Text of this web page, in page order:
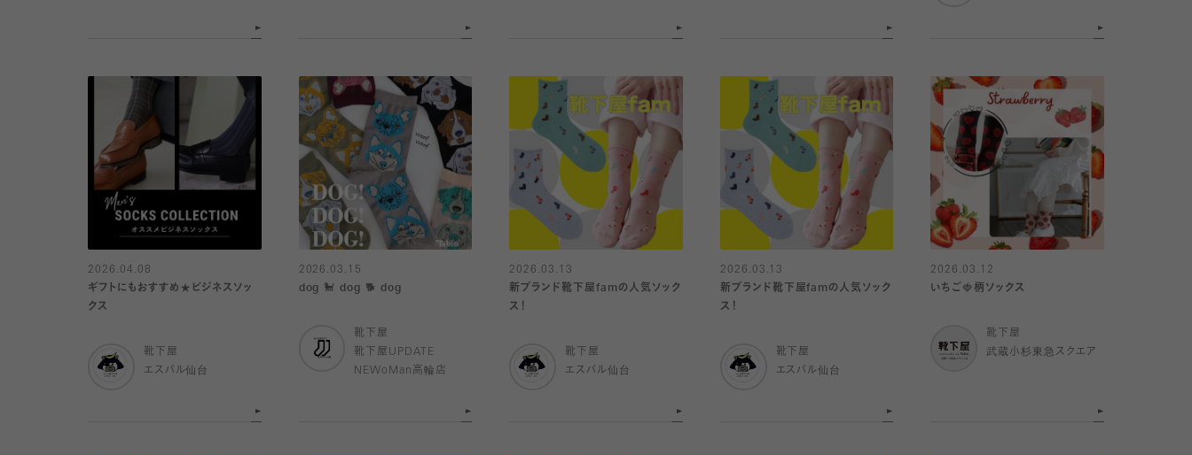
2026.04.08
ギフトにもおすすめ★ビジネスソッ
クス
靴下屋
エスパル仙台
2026.03.15
dog 🐩 dog 🐕 dog
靴下屋
靴下屋UPDATE
NEWoMan高輪店
2026.03.13
新ブランド靴下屋famの人気ソック
ス！
靴下屋
エスパル仙台
2026.03.13
新ブランド靴下屋famの人気ソック
ス！
靴下屋
エスパル仙台
2026.03.12
いちご🍓柄ソックス
靴下屋
武蔵小杉東急スクエア